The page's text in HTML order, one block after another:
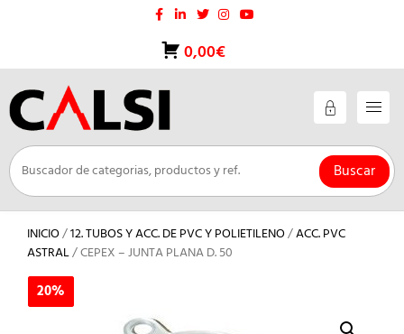
0,00€
Buscar
INICIO/12. TUBOS Y ACC. DE PVC Y POLIETILENO/ACC. PVC
ASTRAL/ CEPEX – JUNTA PLANA D. 50
20%
20%